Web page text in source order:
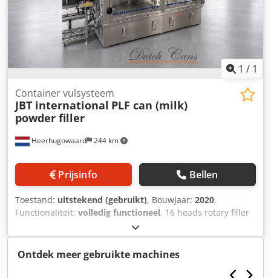
1 / 1
Heerhugowaard 244 km
Container vulsysteem
JBT international PLF can (milk)
powder filler
Prijsinfo Bellen
Toestand: uitstekend (gebruikt), Bouwjaar: 2020,
Functionaliteit: volledig functioneel, 16 heads rotary filler
Djdpfxjzlhy Hs Adrsck with 2 checkweighers year: 2020
Ontdek meer gebruikte machines